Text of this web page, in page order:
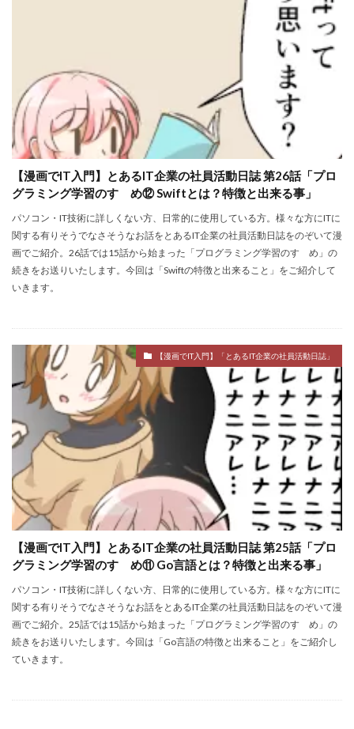
【漫画でIT入門】とあるIT企業の社員活動日誌 第26話「プロ
グラミング学習のすゝめ⑫ Swiftとは？特徴と出来る事」
パソコン・IT技術に詳しくない方、日常的に使用している方。様々な方にITに
関する有りそうでなさそうなお話をとあるIT企業の社員活動日誌をのぞいて漫
画でご紹介。26話では15話から始まった「プログラミング学習のすゝめ」の
続きをお送りいたします。今回は「Swiftの特徴と出来ること」をご紹介して
いきます。
【漫画でIT入門】「とあるIT企業の社員活動日誌」
【漫画でIT入門】とあるIT企業の社員活動日誌 第25話「プロ
グラミング学習のすゝめ⑪ Go言語とは？特徴と出来る事」
パソコン・IT技術に詳しくない方、日常的に使用している方。様々な方にITに
関する有りそうでなさそうなお話をとあるIT企業の社員活動日誌をのぞいて漫
画でご紹介。25話では15話から始まった「プログラミング学習のすゝめ」の
続きをお送りいたします。今回は「Go言語の特徴と出来ること」をご紹介し
ていきます。